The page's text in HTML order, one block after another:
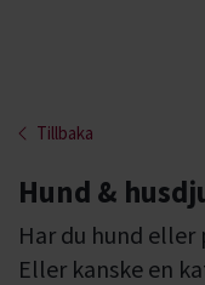
Tillbaka
Hund &
Har du hund
Eller kanske en